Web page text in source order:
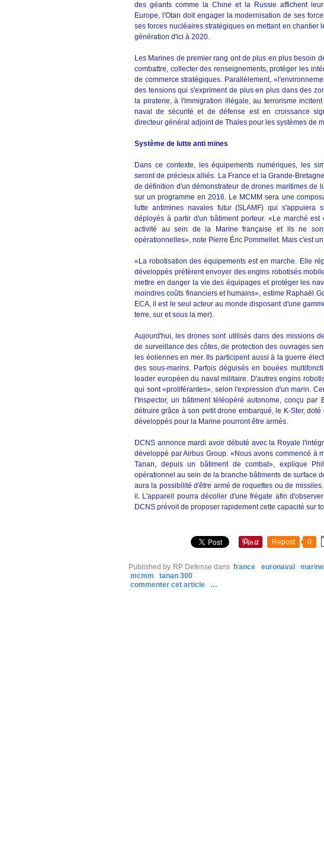
des géants comme la Chine et la Russie affichent
Europe, l'Otan doit engager la modernisation de ses
ses forces nucléaires stratégiques en mettant en chantier
génération d'ici à 2020.
Les Marines de premier rang ont de plus en plus besoin
combattre, collecter des renseignements, protéger les
de commerce stratégiques. Parallèlement,
des tensions qui s'expriment de plus en plus dans des
la piraterie, à l'immigration illégale, au terrorisme
naval de sécurité et de défense est en croissance
directeur général adjoint de Thales pour les systèmes de
Système de lutte anti mines
Dans ce contexte, les équipements numériques, les
seront de précieux alliés. La France et la Grande-
de définition d'un démonstrateur de drones maritimes de
sur un programme en 2016. Le MCMM sera une
lutte antimines navales futur (SLAMF) qui s'appuiera
déployés à partir d'un bâtiment porteur. «Le marché
activité au sein de la Marine française et ils ne
opérationnelles», note Pierre Éric Pommellet. Mais c'est
«La robotisation des équipements est en marche. Elle
développés préfèrent envoyer des engins robotisés
mettre en danger la vie des équipages et protéger les
moindres coûts financiers et humains», estime Raphaël
ECA, il est le seul acteur au monde disposant d'une
terre, sur et sous la mer).
Aujourd'hui, les drones sont utilisés dans des missions
de surveillance des côtes, de protection des ouvrages
les éoliennes en mer. Ils participent aussi à la guerre
des sous-marins. Parfois déguisés en bouées
leader européen du naval militaire. D'autres engins
qui sont «proliférantes», selon l'expression d'un marin.
l'Inspector, un bâtiment téléopéré autonome, conçu
détruire grâce à son petit drone embarqué, le K-Ster,
développés pour la Marine pourront être armés.
DCNS annonce mardi avoir débuté avec la Royale
développé par Airbus Group. «Nous avons commencé à
Tanan, depuis un bâtiment de combat», explique
opérationnel au sein de la branche bâtiments de surface
aura la possibilité d'être armé de roquettes ou de
il. L'appareil pourra décoller d'une frégate afin
DCNS prévoit de proposer rapidement cette capacité sur
Repost 0
Published by RP Defense dans france euronaval
mcmm
tanan 300
commenter cet article
…